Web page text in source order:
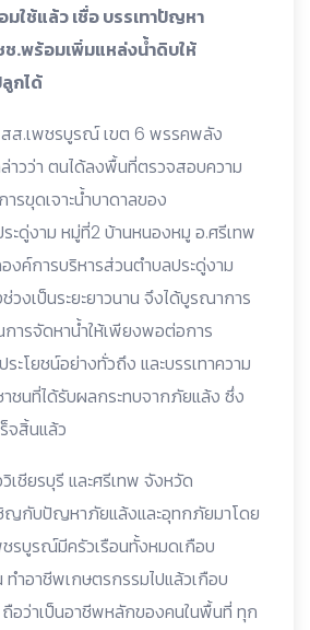
ใช้แล้ว เชื่อ บรรเทาปัญหา
ช.พร้อมเพิ่มแหล่งน้ำดิบให้
กได้
ส.เพชรบูรณ์ เขต 6 พรรคพลัง
าวว่า ตนได้ลงพื้นที่ตรวจสอบความ
รขุดเจาะน้ำบาดาลของ
ะดู่งาม หมู่ที่2 บ้านหนองหมู อ.ศรีเทพ
งค์การบริหารส่วนตำบลประดู่งาม
วงเป็นระยะยาวนาน จึงได้บูรณาการ
การจัดหาน้ำให้เพียงพอต่อการ
ะโยชน์อย่างทั่วถึง และบรรเทาความ
าชนที่ได้รับผลกระทบจากภัยแล้ง ซึ่ง
จสิ้นแล้ว
เชียรบุรี และศรีเทพ จังหวัด
กับปัญหาภัยแล้งและอุทกภัยมาโดย
รบูรณ์มีครัวเรือนทั้งหมดเกือบ
ำอาชีพเกษตรกรรมไปแล้วเกือบ
อว่าเป็นอาชีพหลักของคนในพื้นที่ ทุก